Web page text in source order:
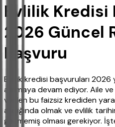
Evlilik Kredisi
2026 Güncel
Başvuru
Evlilik kredisi başvuruları
alınmaya devam ediyor. Aile
verilen bu faizsiz krediden
aralığında olmak ve evlilik
geçmemiş olması gerekiyor.